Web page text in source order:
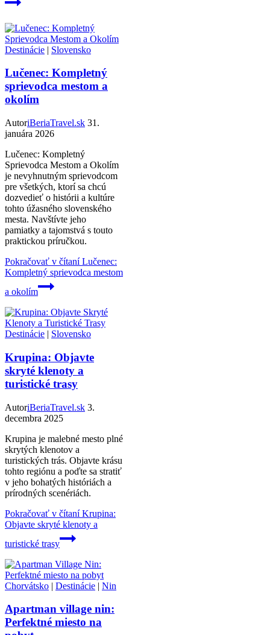
Destinácie | Slovensko
Lučenec: Kompletný
sprievodca mestom a
okolím
AutoriBeriaTravel.sk 31.
januára 2026
Lučenec: Kompletný
Sprievodca Mestom a Okolím
je nevyhnutným sprievodcom
pre všetkých, ktorí sa chcú
dozvedieť o histórii a kultúre
tohto úžasného slovenského
mesta. Navštívte jeho
pamiatky a tajomstvá s touto
praktickou príručkou.
Pokračovať v čítaníLučenec:
Kompletný sprievodca mestom
a okolím
Destinácie | Slovensko
Krupina: Objavte
skryté klenoty a
turistické trasy
AutoriBeriaTravel.sk 3.
decembra 2025
Krupina je malebné mesto plné
skrytých klenotov a
turistických trás. Objavte krásu
tohto regiónu a poďte sa stratiť
v jeho bohatých históriách a
prírodných scenériách.
Pokračovať v čítaníKrupina:
Objavte skryté klenoty a
turistické trasy
Chorvátsko | Destinácie | Nin
Apartman village nin:
Perfektné miesto na